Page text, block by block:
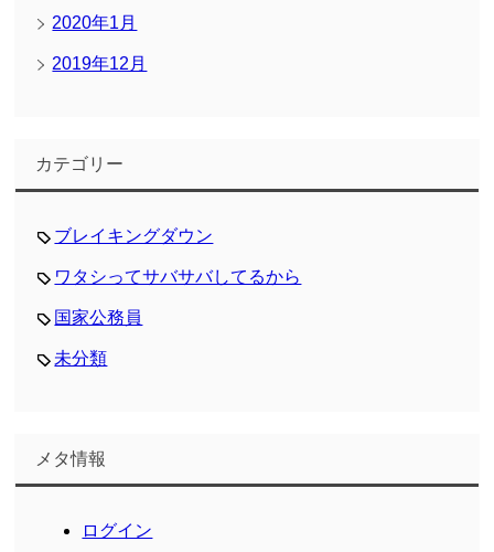
2020年1月
2019年12月
カテゴリー
ブレイキングダウン
ワタシってサバサバしてるから
国家公務員
未分類
メタ情報
ログイン